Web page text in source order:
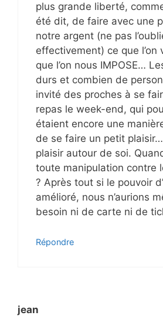
plus grande liberté,
été dit, de faire avec une
notre argent (ne pas
effectivement) ce que l’on
que l’on nous IMPOSE…
durs et combien de
invité des proches à se
repas le week-end, qui
étaient encore une
de se faire un petit
plaisir autour de soi.
toute manipulation contre
? Après tout si le pouvoir
amélioré, nous n’aurions
besoin ni de carte ni de
Répondre
jean